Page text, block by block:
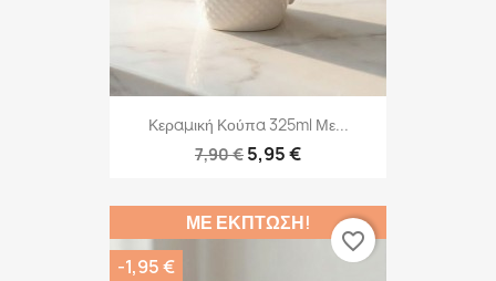
Κεραμική Κούπα 325ml Με...
7,90 € 5,95 €
ΜΕ ΈΚΠΤΩΣΗ!
-1,95 €
favorite_border